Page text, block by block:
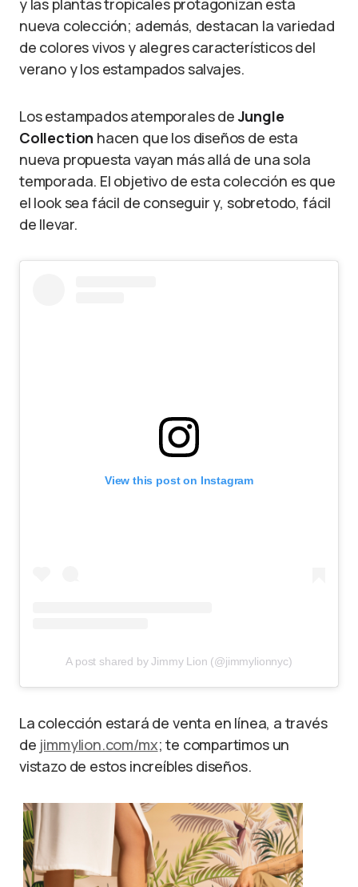
y las plantas tropicales protagonizan esta
nueva colección; además, destacan la variedad
de colores vivos y alegres característicos del
verano y los estampados salvajes.
Los estampados atemporales deJungle
Collection hacen que los diseños de esta
nueva propuesta vayan más allá de una sola
temporada. El objetivo de esta colección es que
el look sea fácil de conseguir y, sobretodo, fácil
de llevar.
View this post on Instagram
A post shared by Jimmy Lion (@jimmylionnyc)
La colección estará de venta en línea, a través
de jimmylion.com/mx; te compartimos un
vistazo de estos increíbles diseños.